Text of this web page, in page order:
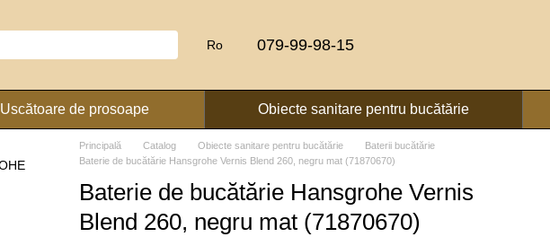
Ro 079-99-98-15
Uscătoare de prosoape Obiecte sanitare pentru bucătărie
Principală Catalog Obiecte sanitare pentru bucătărie
Baterii bucătărie
Baterie de bucătărie Hansgrohe Vernis Blend 260, negru mat (71870670)
Baterie de bucătărie Hansgrohe Vernis
Blend 260, negru mat (71870670)